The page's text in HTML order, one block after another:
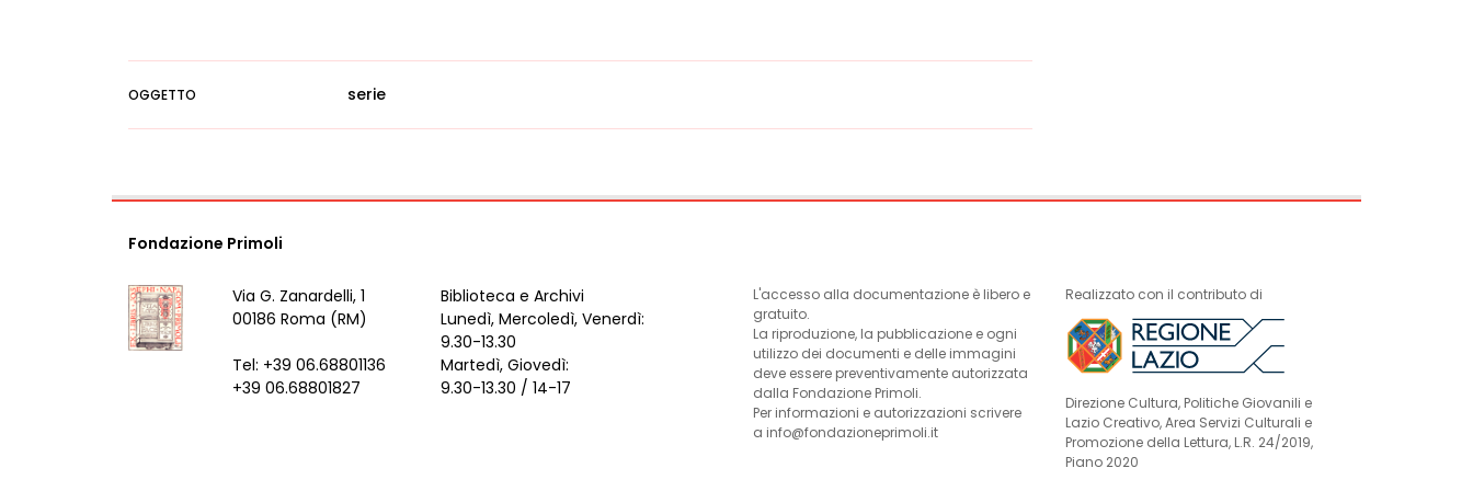
OGGETTO serie
Fondazione Primoli
Via G. Zanardelli, 1
00186 Roma (RM)
Tel: +39 06.68801136
+39 06.68801827
Biblioteca e Archivi
Lunedì, Mercoledì, Venerdì:
9.30-13.30
Martedì, Giovedì:
9.30-13.30 / 14-17
L'accesso alla documentazione è libero e
gratuito.
La riproduzione, la pubblicazione e ogni
utilizzo dei documenti e delle immagini
deve essere preventivamente autorizzata
dalla Fondazione Primoli.
Per informazioni e autorizzazioni scrivere
a info@fondazioneprimoli.it
Realizzato con il contributo di
Direzione Cultura, Politiche Giovanili e
Lazio Creativo, Area Servizi Culturali e
Promozione della Lettura, L.R. 24/2019,
Piano 2020